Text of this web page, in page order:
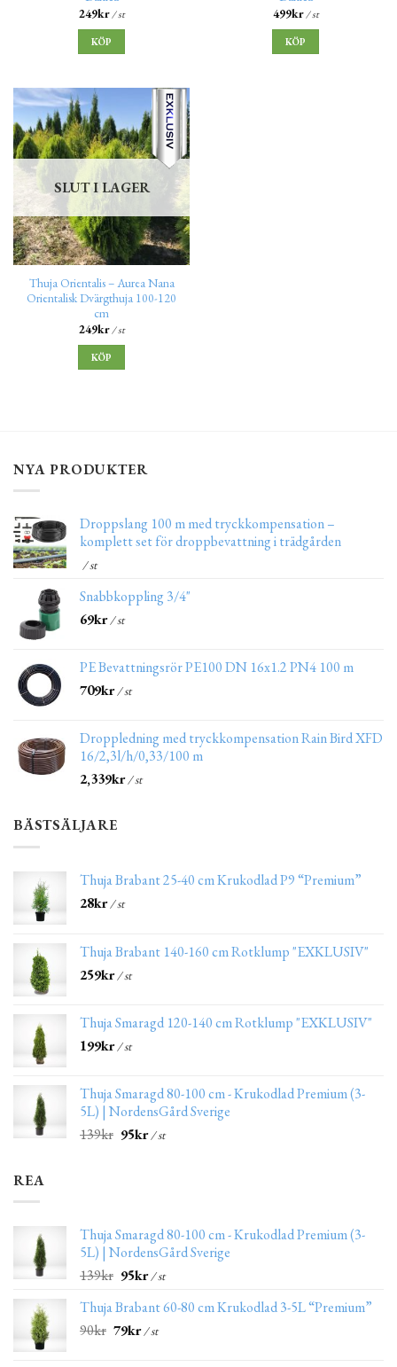
249kr/ st
KÖP
499kr/ st
KÖP
SLUT I LAGER
Thuja Orientalis – Aurea Nana
Orientalisk Dvärgthuja 100-120
cm
249kr/ st
KÖP
NYA PRODUKTER
Droppslang 100 m med tryckkompensation –
komplett set för droppbevattning i trädgården
/ st
Snabbkoppling 3/4"
69kr/ st
PE Bevattningsrör PE100 DN 16x1.2 PN4 100 m
709kr/ st
Droppledning med tryckkompensation Rain Bird XFD
16/2,3l/h/0,33/100 m
2,339kr/ st
BÄSTSÄLJARE
Thuja Brabant 25-40 cm Krukodlad P9 “Premium”
28kr/ st
Thuja Brabant 140-160 cm Rotklump "EXKLUSIV"
259kr/ st
Thuja Smaragd 120-140 cm Rotklump "EXKLUSIV"
199kr/ st
Thuja Smaragd 80-100 cm - Krukodlad Premium (3-
5L) | NordensGård Sverige
139kr 95kr/ st
REA
Thuja Smaragd 80-100 cm - Krukodlad Premium (3-
5L) | NordensGård Sverige
139kr 95kr/ st
Thuja Brabant 60-80 cm Krukodlad 3-5L “Premium”
90kr 79kr/ st